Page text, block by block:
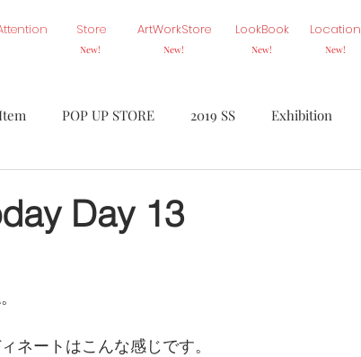
Store
New!
ArtWorkStore
New!
LookBook
New!
Location
New!
POP UP STORE 2019 SS Exhibition
Day 13
ネートはこんな感じです。